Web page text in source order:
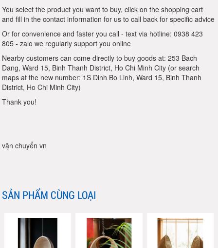
You select the product you want to buy, click on the shopping cart
and fill in the contact information for us to call back for specific advice
Or for convenience and faster you call - text via hotline: 0938 423
805 - zalo we regularly support you online
Nearby customers can come directly to buy goods at: 253 Bach
Dang, Ward 15, Binh Thanh District, Ho Chi Minh City (or search
maps at the new number: 1S Dinh Bo Linh, Ward 15, Binh Thanh
District, Ho Chi Minh City)
Thank you!
vận chuyển vn
SẢN PHẨM CÙNG LOẠI